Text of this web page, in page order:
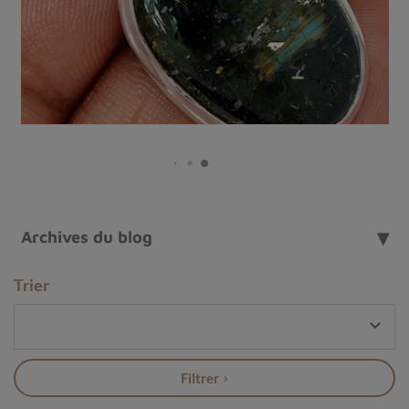
recentrage
et deconnexion aux éléments naturels
Dans cet article, nous vous invitons à explorer l’histoire
composition minéralogique, les origines
géographiques
et lesbienfaits énergétiques
de la
lézardite, une pierre qui mérite d’être découverte pour
Archives du blog
Trier

Filtrer